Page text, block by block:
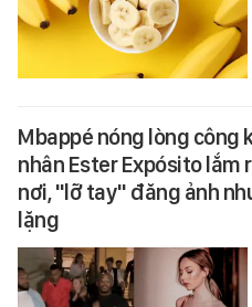
Mbappé nóng lòng công
nhân Ester Expósito lắm
nơi, "lỡ tay" đăng ảnh
lặng